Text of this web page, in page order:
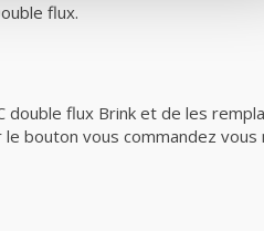
flux.
flux Brink et de les
bouton vous commandez